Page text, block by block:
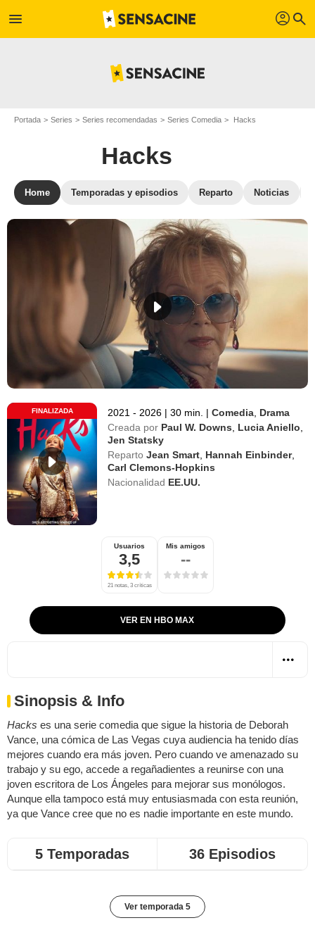
menu profil search
Portada Series Series recomendadas Series Comedia Hacks
Hacks
Home Temporadas y episodios Reparto Noticias
FINALIZADA 2021 - 2026 | 30 min. | Comedia Drama
Creada por Paul W. Downs Lucia Aniello
Jen Statsky
Reparto Jean Smart Hannah Einbinder,
Carl Clemons-Hopkins
Nacionalidad EE.UU.
Usuarios
3,5
21 notas, 3 críticas
Mis amigos
--
VER EN HBO MAX
Sinopsis & Info
Hacks es una serie comedia que sigue la historia de Deborah
Vance, una cómica de Las Vegas cuya audiencia ha tenido días
mejores cuando era más joven. Pero cuando ve amenazado su
trabajo y su ego, accede a regañadientes a reunirse con una
joven escritora de Los Ángeles para mejorar sus monólogos.
Aunque ella tampoco está muy entusiasmada con esta reunión,
ya que Vance cree que no es nadie importante en este mundo.
5 Temporadas 36 Episodios
Ver temporada 5